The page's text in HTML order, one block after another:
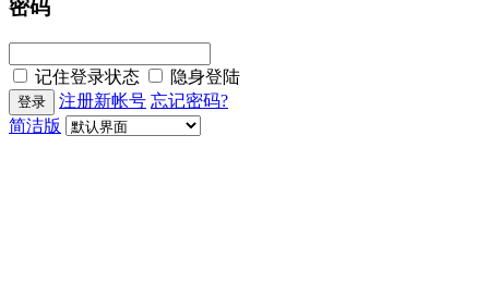
密码
记住登录状态
隐身登陆
注册新帐号 忘记密码?
简洁版